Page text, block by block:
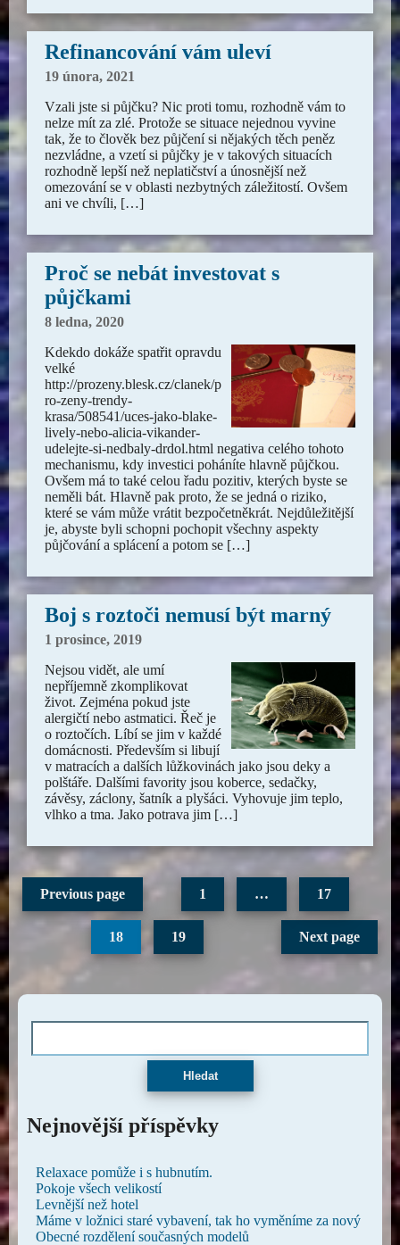
Refinancování vám uleví
19 února, 2021
Vzali jste si půjčku? Nic proti tomu, rozhodně vám to
nelze mít za zlé. Protože se situace nejednou vyvine
tak, že to člověk bez půjčení si nějakých těch peněz
nezvládne, a vzetí si půjčky je v takových situacích
rozhodně lepší než neplatičství a únosnější než
omezování se v oblasti nezbytných záležitostí. Ovšem
ani ve chvíli, […]
Proč se nebát investovat s
půjčkami
8 ledna, 2020
Kdekdo dokáže spatřit opravdu
velké
http://prozeny.blesk.cz/clanek/p
ro-zeny-trendy-
krasa/508541/uces-jako-blake-
lively-nebo-alicia-vikander-
udelejte-si-nedbaly-drdol.html negativa celého tohoto
mechanismu, kdy investici poháníte hlavně půjčkou.
Ovšem má to také celou řadu pozitiv, kterých byste se
neměli bát. Hlavně pak proto, že se jedná o riziko,
které se vám může vrátit bezpočetněkrát. Nejdůležitější
je, abyste byli schopni pochopit všechny aspekty
půjčování a splácení a potom se […]
Boj s roztoči nemusí být marný
1 prosince, 2019
Nejsou vidět, ale umí
nepříjemně zkomplikovat
život. Zejména pokud jste
alergičtí nebo astmatici. Řeč je
o roztočích. Líbí se jim v každé
domácnosti. Především si libují
v matracích a dalších lůžkovinách jako jsou deky a
polštáře. Dalšími favority jsou koberce, sedačky,
závěsy, záclony, šatník a plyšáci. Vyhovuje jim teplo,
vlhko a tma. Jako potrava jim […]
Previous page 1 … 17
18 19 Next page
Hledat
Nejnovější příspěvky
Relaxace pomůže i s hubnutím.
Pokoje všech velikostí
Levnější než hotel
Máme v ložnici staré vybavení, tak ho vyměníme za nový
Obecné rozdělení současných modelů